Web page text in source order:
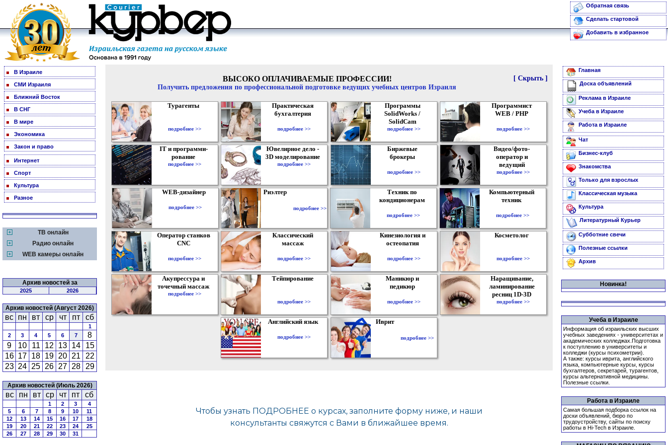
Обратная связь
Сделать стартовой
Добавить в избранное
В Израиле
СМИ Израиля
Ближний Восток
В СНГ
В мире
Экономика
Закон и право
Интернет
Спорт
Культура
Разное
ТВ онлайн
Радио онлайн
WEB камеры онлайн
Архив новостей за
2025 2026
Архив новостей (Август 2026)
вс пн вт ср чт пт сб
1
2
3 4 5 6 7
8
9
10 11 12 13 14
15
16 17 18 19 20 21
22
23 24 25 26 27 28 29
Архив новостей (Июль 2026)
вс пн вт ср чт пт сб
1 2 3
4
5
6 7 8 9 10
11
12
13 14 15 16 17
18
19
20 21 22 23 24
25
26
27 28 29 30 31
[ Скрыть ]
ВЫСОКО ОПЛАЧИВАЕМЫЕ ПРОФЕССИИ!
Получить предложения по профессиональной подготовке ведущих учебных центров Израиля
Турагенты
подробнее >>
Практическая
бухгалтерия
подробнее >>
Программы
SolidWorks /
SolidCam
подробнее >>
Программист
WEB / PHP
подробнее >>
IT и программи-
рование
подробнее >>
Ювелирное дело -
3D моделирование
подробнее >>
Биржевые
брокеры
подробнее >>
Видео/фото-
оператор и
ведущий
подробнее >>
WEB-дизайнер
подробнее >>
Риэлтер
подробнее >>
Техник по
кондиционерам
подробнее >>
Компьютерный
техник
подробнее >>
Оператор станков
CNC
подробнее >>
Классический
массаж
подробнее >>
Кинезиология и
остеопатия
подробнее >>
Косметолог
подробнее >>
Акупрессура и
точечный массаж
подробнее >>
Тейпирование
подробнее >>
Маникюр и
педикюр
подробнее >>
Наращивание,
ламинирование
ресниц 1D-3D
подробнее >>
Английский язык
подробнее >>
Иврит
подробнее >>
Главная
Доска объявлений
Реклама в Израиле
Учеба в Израиле
Работа в Израиле
Чат
Бизнес-клуб
Знакомства
Только для взрослых
Классическая музыка
Культура
Литературный Курьер
Субботние свечи
Полезные ссылки
Архив
Новинка!
Учеба в Израиле
Информация об израильских высших
учебных заведениях - университетах и
академических колледжах.Подготовка
к поступлению в университеты и
колледжи (курсы психометрии).
А также: курсы иврита, английского
языка, компьютерные курсы, курсы
бухгалтеров, секретарей, турагентов,
курсы альтернативной медицины.
Полезные ссылки.
Работа в Израиле
Самая большая подборка ссылок на
доски объявлений, бюро по
трудоустройству, сайты по поиску
работы в Hi-Tech в Израиле.